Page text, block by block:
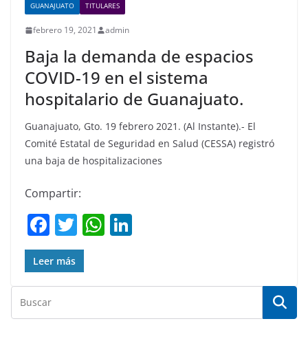
GUANAJUATO TITULARES
febrero 19, 2021 admin
Baja la demanda de espacios
COVID-19 en el sistema
hospitalario de Guanajuato.
Guanajuato, Gto. 19 febrero 2021. (Al Instante).- El
Comité Estatal de Seguridad en Salud (CESSA) registró
una baja de hospitalizaciones
Compartir:
F
a
c
e
b
T
w
itt
er
W
s
A
e
dI
Leer más